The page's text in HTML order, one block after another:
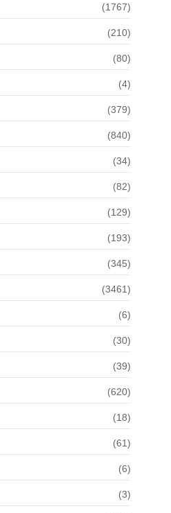
(1767)
(210)
(80)
(4)
(379)
(840)
(34)
(82)
(129)
(193)
(345)
(3461)
(6)
(30)
(39)
(620)
(18)
(61)
(6)
(3)